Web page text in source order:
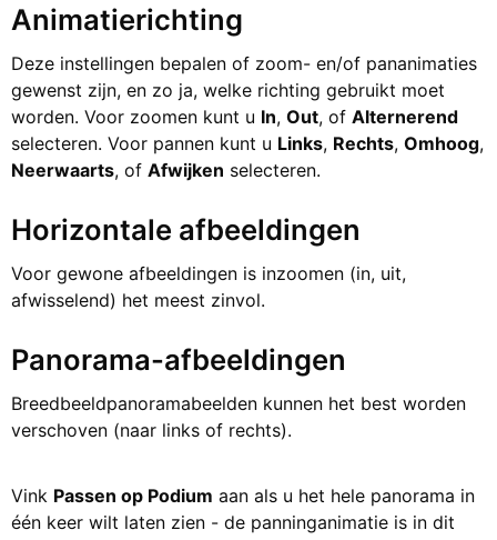
Animatierichting
Deze instellingen bepalen of zoom- en/of pananimaties
gewenst zijn, en zo ja, welke richting gebruikt moet
worden. Voor zoomen kunt u In, Out, of Alternerend
selecteren. Voor pannen kunt u Links, Rechts, Omhoog,
Neerwaarts, of Afwijken selecteren.
Horizontale afbeeldingen
Voor gewone afbeeldingen is inzoomen (in, uit,
afwisselend) het meest zinvol.
Panorama-afbeeldingen
Breedbeeldpanoramabeelden kunnen het best worden
verschoven (naar links of rechts).
Vink Passen op Podium aan als u het hele panorama in
één keer wilt laten zien - de panninganimatie is in dit